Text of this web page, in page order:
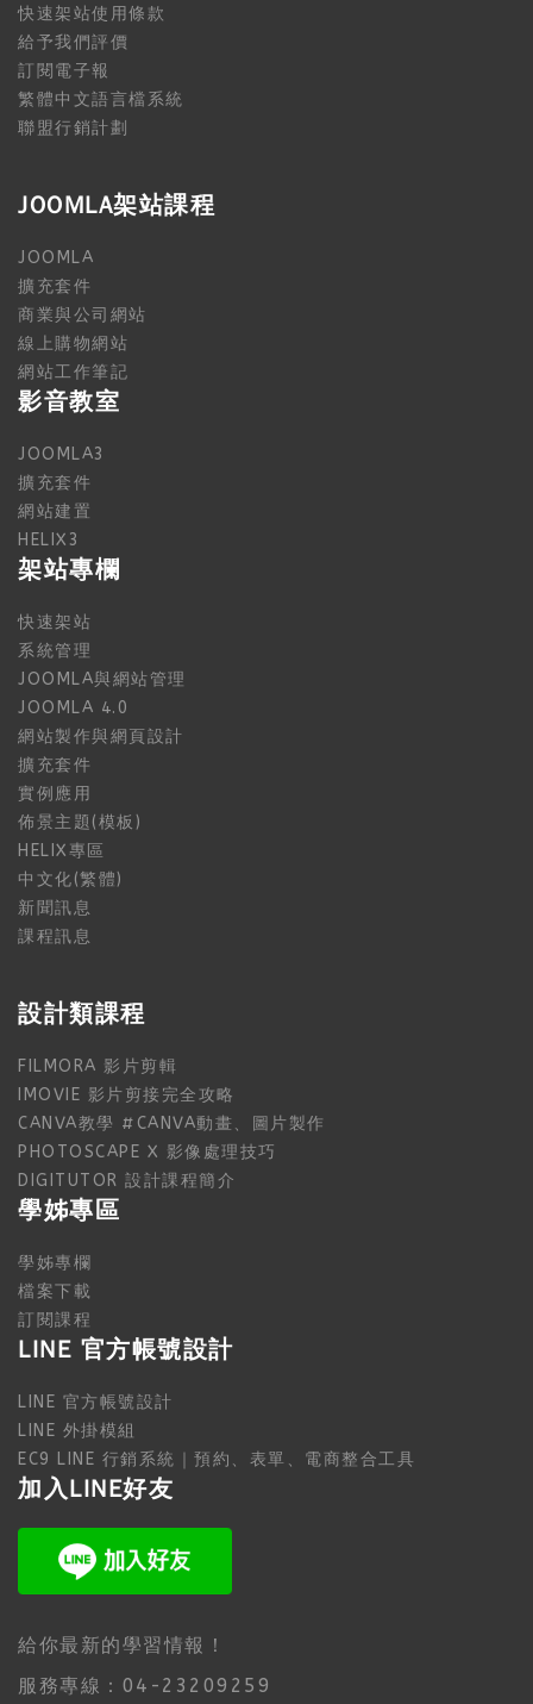
快速架站使用條款
給予我們評價
訂閱電子報
繁體中文語言檔系統
聯盟行銷計劃
JOOMLA架站課程
JOOMLA
擴充套件
商業與公司網站
線上購物網站
網站工作筆記
影音教室
JOOMLA3
擴充套件
網站建置
HELIX3
架站專欄
快速架站
系統管理
JOOMLA與網站管理
JOOMLA 4.0
網站製作與網頁設計
擴充套件
實例應用
佈景主題(模板)
HELIX專區
中文化(繁體)
新聞訊息
課程訊息
設計類課程
FILMORA 影片剪輯
IMOVIE 影片剪接完全攻略
CANVA教學 #CANVA動畫、圖片製作
PHOTOSCAPE X 影像處理技巧
DIGITUTOR 設計課程簡介
學姊專區
學姊專欄
檔案下載
訂閱課程
LINE 官方帳號設計
LINE 官方帳號設計
LINE 外掛模組
EC9 LINE 行銷系統｜預約、表單、電商整合工具
加入LINE好友
給你最新的學習情報！
服務專線：04-23209259